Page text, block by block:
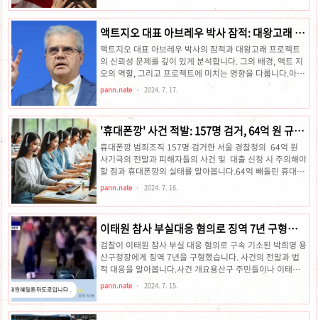
지식을 가진 인물입니다. 그녀의 다양한 경력과 최근 논란에
데 중요한 역할을 합니다.개인 정보이름: 수미 테리 (Sue Mi
Terry)한국명: 김수미출생: 1972년, 서울특별시국적: 미국
현직: 미국 외교협회(CFR) 선임연구원학력학사: 뉴욕 대학
교 (정치학)석사: 터프츠 대학교 대학원 (국제관계학)박사:
터프츠 대학교 대학원 (국제관계학)직업 경력초기 ..
액트지오 대표 아브레우 박사 잠적: 대왕고래 프
로젝트의 미스터리와 논란
액트지오 대표 아브레우 박사의 잠적과 대왕고래 프로젝트
의 신뢰성 문제를 깊이 있게 분석합니다. 그의 배경, 액트 지
오의 역할, 그리고 프로젝트에 미치는 영향을 다룹니다.아브
레우 박사와 대왕고래 프로젝트의 미스터리프로그램 소개
MBC의 탐사 보도 프로그램 스트레이트는 사회적, 정치적
이슈를 심도 있게 다루는 프로그램입니다. 권력층의 비리와
사회 문제를 집중 취재하여 진실을 밝히고, 이를 통해 사회의
변화를 추구합니다. 이번 대왕고래 프로젝트와 관련된 아브
레우 박사의 논란 역시 스트레이트의 주요 취재 주제로 다루
어졌습니다.탐사기획 스트레이트 바로보기석유 매장 가능성
발표윤석열 대통령은 동해에 최대 140억 배럴의 석유와 가
수준의 심해 기술 평가 전문 ..
pann.nate 2024. 7. 17.
'휴대폰깡' 사건 적발: 157명 검거, 64억 원 규모
사기극의 전말
휴대폰깡 범죄조직 157명 검거한 서울 경찰청의 64억 원
사기극의 전말과 피해자들의 사건 및 대출 신청 시 주의해야
할 점과 휴대폰깡의 실태를 알아봅니다.64억 빼돌린 휴대폰
깡 일당최근 서울경찰청 형사기동대가 단일 사건으로는 역
대 최대 규모의 '휴대폰깡' 범죄조직을 일망타진했습니다. 이
번 사건은 30대 총책 A 씨를 포함한 157명의 일당이 전기통
신사업법 위반 등 혐의로 검거되면서 밝혀졌습니다. 이 가운
데 9명은 구속되었습니다. 이번 사건의 핵심과 피해 사례를
자세히 알아보겠습니다.사건의 개요이번 사건은 인터넷 광
고를 통해 대출 희망자들을 모집하고, 이들의 명의로 고가의
휴대전화를 개통한 뒤 장물업자와 피싱 업체에 단말기와 유
범죄집단으로 묶..
pann.nate 2024. 7. 16.
이태원 참사 부실대응 혐의로 징역 7년 구형된
박희영 용산구청장
검찰이 이태원 참사 부실 대응 혐의로 구속 기소된 박희영 용
산구청장에게 징역 7년을 구형했습니다. 사건의 전말과 법
적 대응을 알아봅니다.사건 개요용산구 주민들이나 이태원
참사에 관심 있는 분들이라면, 최근 박희영 용산구청장의 부
실대응 혐의 구형 소식에 주목하고 계실 것입니다. 이 사건은
단순한 지역 이슈를 넘어, 사회 전반에 걸쳐 큰 파장을 일으
pann.nate 2024. 7. 15.